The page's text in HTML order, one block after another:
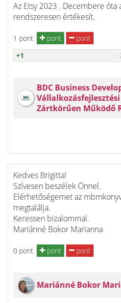
Az Etsy 2023 . Decembere óta
rendszeresen értékesít.
1 pont pont
pont
+1
BDC Business
Zártkörűen Működő
Kedves Brigitta!
Szívesen beszélek Önnel.
Elérhetőségemet az
megtalálja.
Keressen bizalommal.
Mariánné Bokor Marianna
0 pont pont pont
Mariánné Bokor